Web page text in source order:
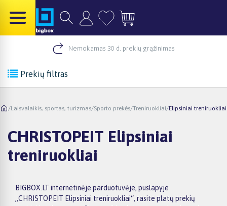
Nemokamas 30 d. prekių grąžinimas
Prekių filtras
/Laisvalaikis, sportas, turizmas/Sporto prekės/Treniruokliai/Elipsiniai treniruokliai
CHRISTOPEIT Elipsiniai
treniruokliai
BIGBOX.LT internetinėje parduotuvėje, puslapyje
„CHRISTOPEIT Elipsiniai treniruokliai“, rasite platų prekių